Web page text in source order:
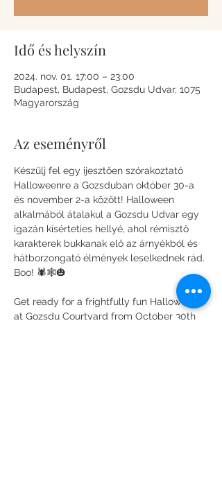
Idő és helyszín
2024. nov. 01. 17:00 – 23:00
Budapest, Budapest, Gozsdu Udvar, 1075
Magyarország
Az eseményről
Készülj fel egy ijesztően szórakoztató
Halloweenre a Gozsduban október 30-a
és november 2-a között! Halloween
alkalmából átalakul a Gozsdu Udvar egy
igazán kísérteties hellyé, ahol rémisztő
karakterek bukkanak elő az árnyékból és
hátborzongató élmények leselkednek rád.
Boo! 🕷️🕸️🎃
Get ready for a frightfully fun Halloween
at Gozsdu Courtyard from October 30th